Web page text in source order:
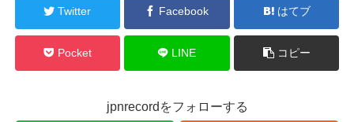
ウ
開
き
ま
す
)
Twitter Facebook はてブ
Pocket LINE コピー
jpnrecordをフォローする